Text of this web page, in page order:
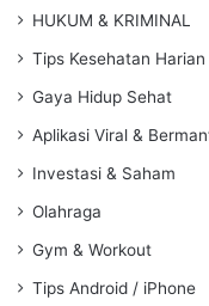
HUKUM & KRIMINAL
Tips Kesehatan Harian
Gaya Hidup Sehat
Aplikasi Viral &
Investasi & Saham
Olahraga
Gym & Workout
Tips Android / iPhone